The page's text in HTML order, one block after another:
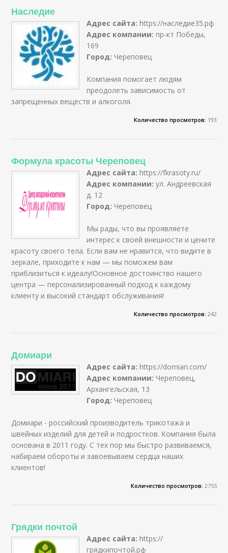
Наследие
Адрес сайта: https://наследие35.рф
Адрес компании: пр-кт Победы,
169
Город: Череповец
Компания помогает людям
преодолеть зависимость от
запрещенных веществ и алкоголя.
Количество просмотров: 193
Формула красоты Череповец
Адрес сайта: https://fkrasoty.ru/
Адрес компании:ул. Андреевская
д. 12
Город: Череповец
Мы рады, что вы проявляете
интерес к своей внешности и цените
красоту своего тела. Если вам не нравится, что видите в
зеркале, приходите к нам — мы поможем вам
приблизиться к идеалу!Основное достоинство нашего
центра — персонализированный подход к каждому
клиенту и высокий стандарт обслуживания!
Количество просмотров: 242
Домиари
Адрес сайта: https://domiari.com/
Адрес компании: Череповец,
Архангельская, 13
Город: Череповец
Домиари - российский производитель трикотажа и
швейных изделий для детей и подростков. Компания была
основана в 2011 году. С тех пор мы быстро развиваемся,
набираем обороты и завоевываем сердца наших
клиентов!
Количество просмотров: 2755
Грядки почтой
Адрес сайта: https://
грядкипочтой.рф